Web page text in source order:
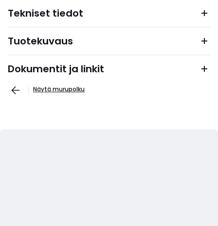
Tekniset tiedot
Tuotekuvaus
Dokumentit ja linkit
Näytä murupolku